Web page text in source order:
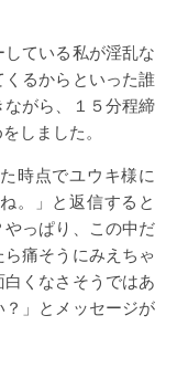
ている私が淫乱な
るからといった誰
がら、１５分程締
しました。
時点でユウキ様に
。」と返信すると
やっぱり、この中だ
痛そうにみえちゃ
くなさそうではあ
」とメッセージが